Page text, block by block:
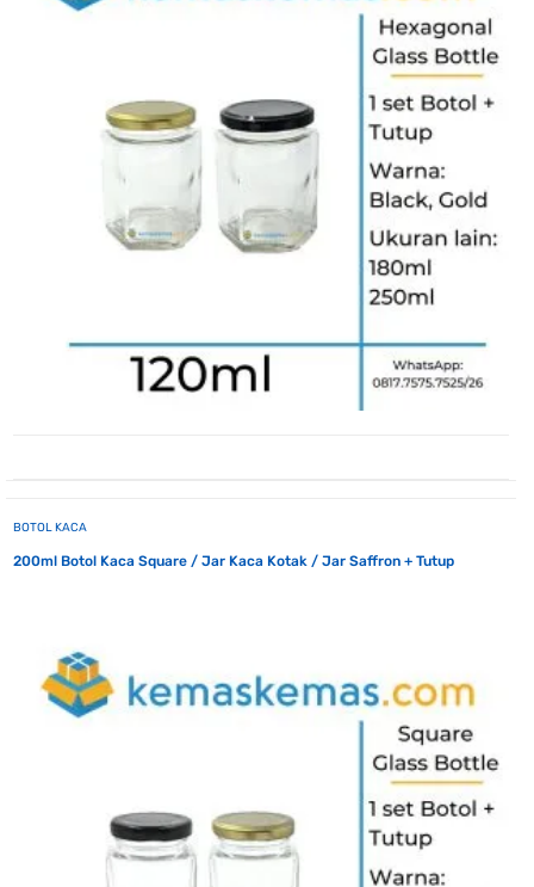
BOTOL KACA
200ml Botol Kaca Square / Jar Kaca Kotak / Jar Saffron + Tutup